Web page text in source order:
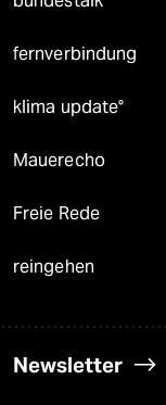
fernverbindung
klima update°
Mauerecho
Freie Rede
reingehen
Newsletter